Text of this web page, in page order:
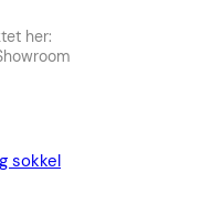
her:
sokkel